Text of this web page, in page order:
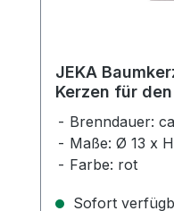
JEKA
Kerzen für
Brenndauer:
Maße: Ø 13 x
Farbe: rot
Sofort